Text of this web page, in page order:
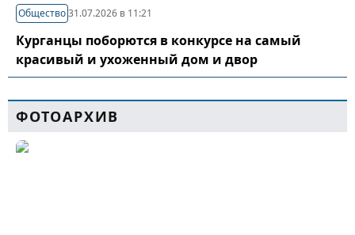
Общество31.07.2026 в 11:21
Курганцы поборются в конкурсе на самый
красивый и ухоженный дом и двор
ФОТОАРХИВ